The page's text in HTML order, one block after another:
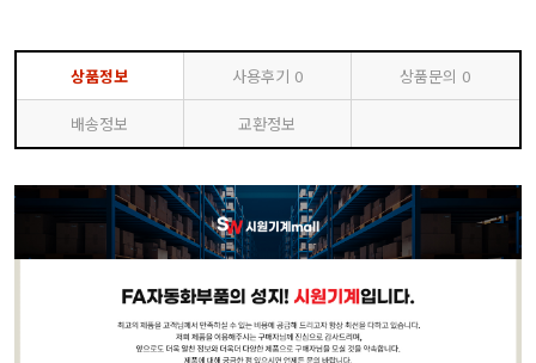
상품정보 사용후기 0 상품문의 0
배송정보 교환정보